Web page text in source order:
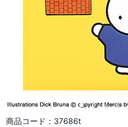
商品コード： 37686t